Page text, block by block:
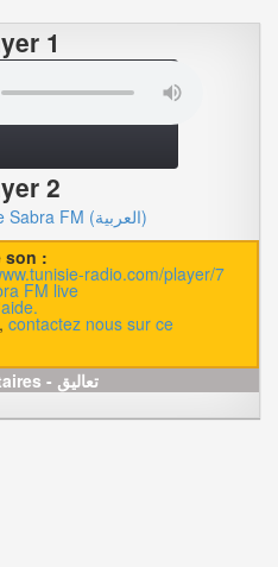
1
2
Version arabe de Sabra FM (العربية)
son :
radio.com/player/7
FM live
contactez nous sur ce
Commentaires - تعاليق